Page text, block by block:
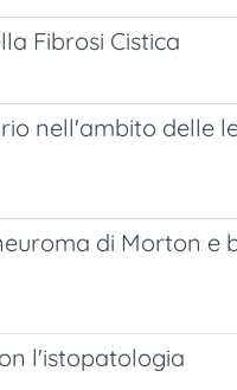
Fibrosi Cistica
nell'ambito delle
di Morton e
l'istopatologia